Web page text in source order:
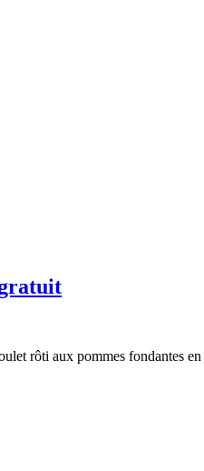
rôti aux pommes fondantes